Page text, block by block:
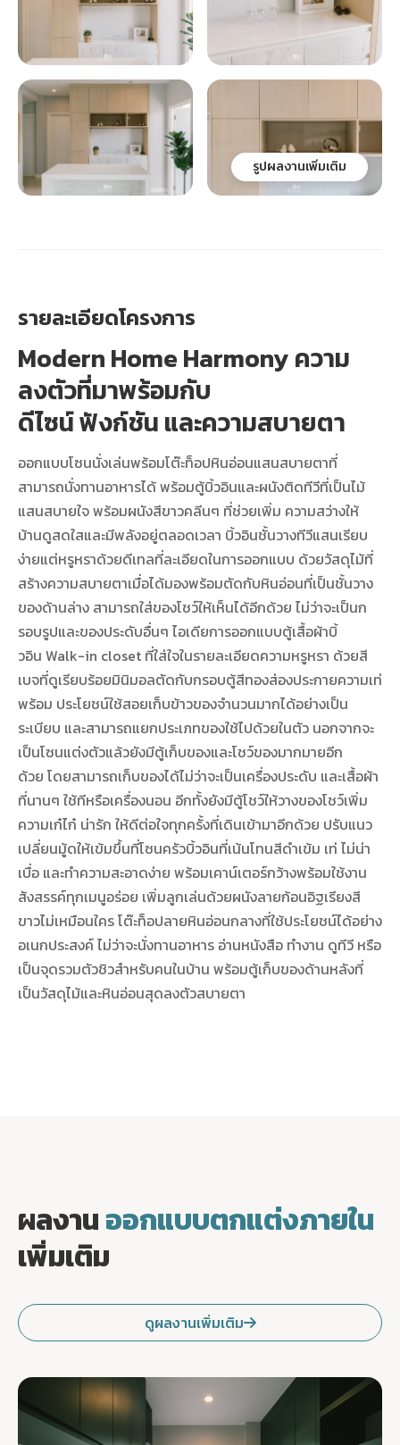
รูปผลงานเพิ่มเติม
รายละเอียดโครงการ
Modern Home Harmony ความ
ลงตัวที่มาพร้อมกับ
ดีไซน์ ฟังก์ชัน และความสบายตา
ออกแบบโซนนั่งเล่นพร้อมโต๊ะท็อปหินอ่อนแสนสบายตาที่
สามารถนั่งทานอาหารได้ พร้อมตู้บิ้วอินและผนังติดทีวีที่เป็นไม้
แสนสบายใจ พร้อมผนังสีขาวคลีนๆ ที่ช่วยเพิ่ม ความสว่างให้
บ้านดูสดใสและมีพลังอยู่ตลอดเวลา บิ้วอินชั้นวางทีวีแสนเรียบ
ง่ายแต่หรูหราด้วยดีเทลที่ละเอียดในการออกแบบ ด้วยวัสดุไม้ที่
สร้างความสบายตาเมื่อได้มองพร้อมตัดกับหินอ่อนที่เป็นชั้นวาง
ของด้านล่าง สามารถใส่ของโชว์ให้เห็นได้อีกด้วย ไม่ว่าจะเป็นก
รอบรูปและของประดับอื่นๆ ไอเดียการออกแบบตู้เสื้อผ้าบิ้
วอิน Walk-in closet ที่ใส่ใจในรายละเอียดความหรูหรา ด้วยสี
เบจที่ดูเรียบร้อยมินิมอลตัดกับกรอบตู้สีทองส่องประกายความเท่
พร้อม ประโยชน์ใช้สอยเก็บข้าวของจำนวนมากได้อย่างเป็น
ระเบียบ และสามารถแยกประเภทของใช้ไปด้วยในตัว นอกจากจะ
เป็นโซนแต่งตัวแล้วยังมีตู้เก็บของและโชว์ของมากมายอีก
ด้วย โดยสามารถเก็บของได้ไม่ว่าจะเป็นเครื่องประดับ และเสื้อผ้า
ที่นานๆ ใช้ทีหรือเครื่องนอน อีกทั้งยังมีตู้โชว์ให้วางของโชว์เพิ่ม
ความเก๋ไก๋ น่ารัก ให้ดีต่อใจทุกครั้งที่เดินเข้ามาอีกด้วย ปรับแนว
เปลี่ยนมู้ดให้เข้มขึ้นที่โซนครัวบิ้วอินที่เน้นโทนสีดำเข้ม เท่ ไม่น่า
เบื่อ และทำความสะอาดง่าย พร้อมเคาน์เตอร์กว้างพร้อมใช้งาน
สังสรรค์ทุกเมนูอร่อย เพิ่มลูกเล่นด้วยผนังลายก้อนอิฐเรียงสี
ขาวไม่เหมือนใคร โต๊ะท็อปลายหินอ่อนกลางที่ใช้ประโยชน์ได้อย่าง
อเนกประสงค์ ไม่ว่าจะนั่งทานอาหาร อ่านหนังสือ ทำงาน ดูทีวี หรือ
เป็นจุดรวมตัวชิวสำหรับคนในบ้าน พร้อมตู้เก็บของด้านหลังที่
เป็นวัสดุไม้และหินอ่อนสุดลงตัวสบายตา
ผลงานออกแบบตกแต่งภายใน
เพิ่มเติม
ดูผลงานเพิ่มเติม